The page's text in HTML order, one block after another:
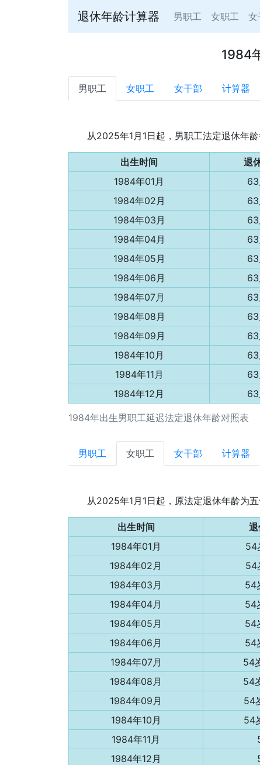
退休年龄计算器 男职工 女职工 女
1984
男职工 女职工 女干部 计算器
从2025年1月1日起，男职工法定退休年
1984年出生男职工延迟法定退休年龄对照表
出生时间 退
1984年01月
1984年02月
1984年03月
1984年04月
1984年05月
1984年06月
1984年07月
1984年08月
1984年09月
1984年10月
1984年11月
1984年12月
男职工 女职工 女干部 计算器
从2025年1月1日起，原法定退休年龄为
出生时间
1984年01月
54
1984年02月
54
1984年03月
54
1984年04月
54
1984年05月
54
1984年06月
54
1984年07月
54
1984年08月
54
1984年09月
54
1984年10月
54
1984年11月
1984年12月